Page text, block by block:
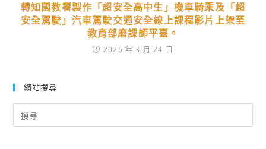
轉知國教署製作「超安全高中生」機車騎乘及「超
安全駕駛」汽車駕駛交通安全線上課程影片上架至
教育部磨課師平臺。
2026 年 3 月 24 日
網站搜尋
for: